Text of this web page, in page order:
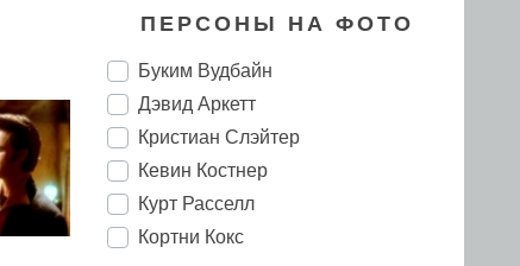
ПЕРСОНЫ НА ФОТО
Буким Вудбайн
Дэвид Аркетт
Кристиан Слэйтер
Кевин Костнер
Курт Расселл
Кортни Кокс